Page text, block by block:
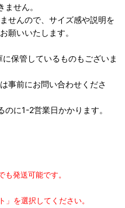
せん。
せんので、サイズ感や説明を
願いいたします。
保管しているものもございま
事前にお問い合わせくださ
に1-2営業日かかります。
発送可能です。
」を選択してください。